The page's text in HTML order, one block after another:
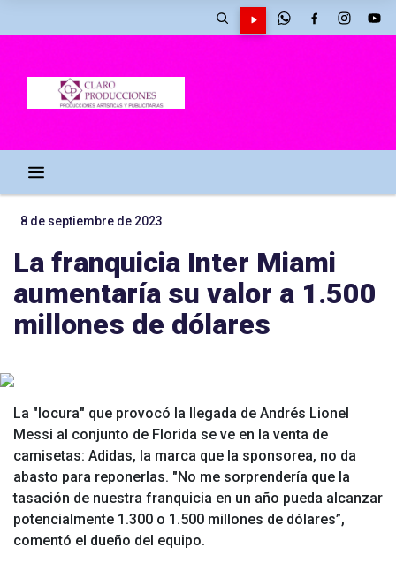
8 de septiembre de 2023
La franquicia Inter Miami
aumentaría su valor a 1.500
millones de dólares
La "locura" que provocó la llegada de Andrés Lionel
Messi al conjunto de Florida se ve en la venta de
camisetas: Adidas, la marca que la sponsorea, no da
abasto para reponerlas. "No me sorprendería que la
tasación de nuestra franquicia en un año pueda alcanzar
potencialmente 1.300 o 1.500 millones de dólares”,
comentó el dueño del equipo.